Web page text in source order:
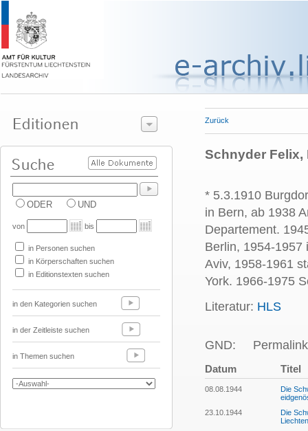
ODER UND
von bis
in Personen suchen
in Körperschaften suchen
in Editionstexten suchen
in den Kategorien suchen
in der Zeitleiste suchen
in Themen suchen
Zurück
Schnyder Felix,
* 5.3.1910
in Bern, ab 1938
Departement.
Berlin, 1954-1957
Aviv, 1958-1961
York. 1966-1975
Literatur: HLS
GND:
Datum Titel
08.08.1944
Die
23.10.1944
Die